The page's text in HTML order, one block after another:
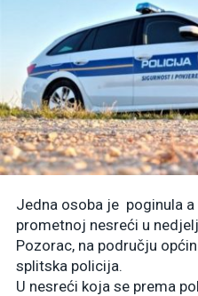
Jedna osoba je poginula
prometnoj nesreći u
Pozorac, na području
splitska policija.
U nesreći koja se prema